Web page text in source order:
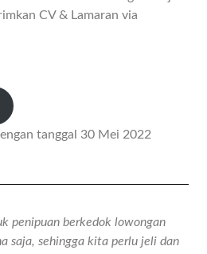
CV & Lamaran via
tanggal 30 Mei 2022
penipuan berkedok lowongan
saja, sehingga kita perlu jeli dan